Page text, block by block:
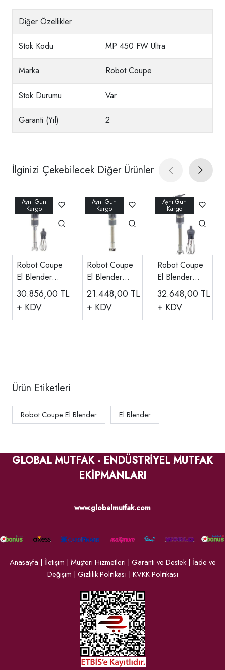
Diğer Özellikler
Stok Kodu MP 450 FW Ultra
Marka Robot Coupe
Stok Durumu Var
Garanti (Yıl) 2
İlginizi Çekebilecek Diğer Ürünler
Robot Coupe
El Blender
CMP 250
Combi
30.856,00 TL
+ KDV
Robot Coupe
El Blender
CMP 250 V.V
21.448,00 TL
+ KDV
Robot Coupe
El Blender
CMP 300
Combi
32.648,00 TL
+ KDV
Ürün Etiketleri
Robot Coupe El Blender El Blender
GLOBAL MUTFAK - ENDÜSTRİYEL MUTFAK
EKİPMANLARI
www.globalmutfak.com
Anasayfa | İletişim | Müşteri Hizmetleri | Garanti ve Destek| İade ve
Değişim | Gizlilik Politikası | KVKK Politikası